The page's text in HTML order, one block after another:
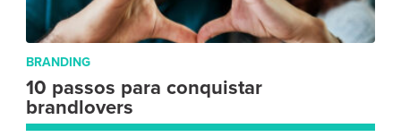
BRANDING
10 passos para conquistar
brandlovers